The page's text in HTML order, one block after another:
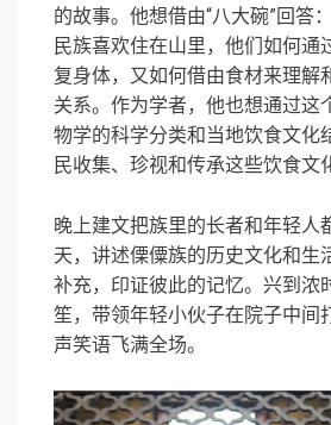
的故事。他想借由“八大碗”回答
民族喜欢住在山里，他们如何通
复身体，又如何借由食材来理解
关系。作为学者，他也想通过这
物学的科学分类和当地饮食文化
民收集、珍视和传承这些饮食文
晚上建文把族里的长者和年轻人
天，讲述傈僳族的历史文化和生
补充，印证彼此的记忆。兴到浓
笙，带领年轻小伙子在院子中间
声笑语飞满全场。